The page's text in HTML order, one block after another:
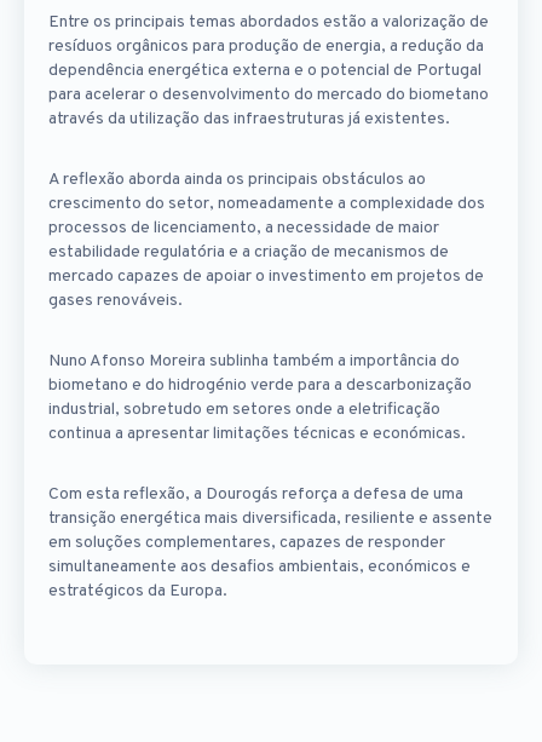
Entre os principais temas abordados estão a valorização de
resíduos orgânicos para produção de energia, a redução da
dependência energética externa e o potencial de Portugal
para acelerar o desenvolvimento do mercado do biometano
através da utilização das infraestruturas já existentes.
A reflexão aborda ainda os principais obstáculos ao
crescimento do setor, nomeadamente a complexidade dos
processos de licenciamento, a necessidade de maior
estabilidade regulatória e a criação de mecanismos de
mercado capazes de apoiar o investimento em projetos de
gases renováveis.
Nuno Afonso Moreira sublinha também a importância do
biometano e do hidrogénio verde para a descarbonização
industrial, sobretudo em setores onde a eletrificação
continua a apresentar limitações técnicas e económicas.
Com esta reflexão, a Dourogás reforça a defesa de uma
transição energética mais diversificada, resiliente e assente
em soluções complementares, capazes de responder
simultaneamente aos desafios ambientais, económicos e
estratégicos da Europa.